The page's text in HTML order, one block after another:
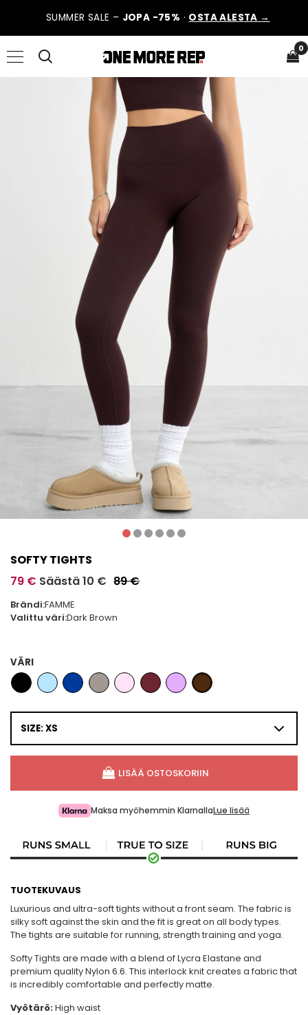
SUMMER SALE – JOPA -75% · OSTA ALESTA →
0
SOFTY TIGHTS
79 € Säästä 10 € 89 €
Brändi:FAMME
Valittu väri:Dark Brown
VÄRI
SIZE: XS
LISÄÄ OSTOSKORIIN
Maksa myöhemmin KlarnallaLue lisää
TUOTEKUVAUS
Luxurious and ultra-soft tights without a front seam. The fabric is
silky soft against the skin and the fit is great on all body types.
The tights are suitable for running, strength training and yoga.
Softy Tights are made with a blend of Lycra Elastane and
premium quality Nylon 6.6. This interlock knit creates a fabric that
is incredibly comfortable and perfectly matte.
Vyötärö:High waist